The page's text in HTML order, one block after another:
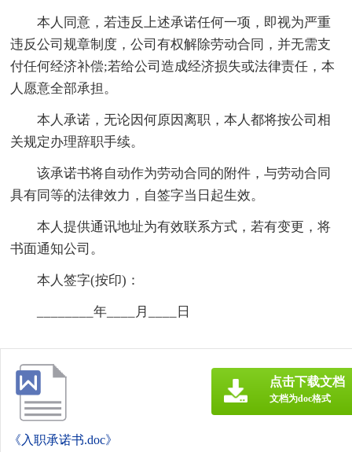
本人同意，若违反上述承诺任何一项，即视为严重
违反公司规章制度，公司有权解除劳动合同，并无需支
付任何经济补偿;若给公司造成经济损失或法律责任，本
人愿意全部承担。
本人承诺，无论因何原因离职，本人都将按公司相
关规定办理辞职手续。
该承诺书将自动作为劳动合同的附件，与劳动合同
具有同等的法律效力，自签字当日起生效。
本人提供通讯地址为有效联系方式，若有变更，将
书面通知公司。
本人签字(按印)：
________年____月____日
《入职承诺书.doc》
点击下载文档
文档为doc格式